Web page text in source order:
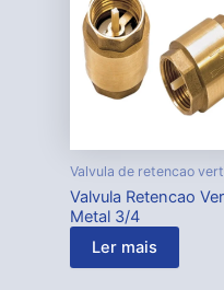
Valvula de retencao
Valvula Retencao
Metal 3/4
Ler mais